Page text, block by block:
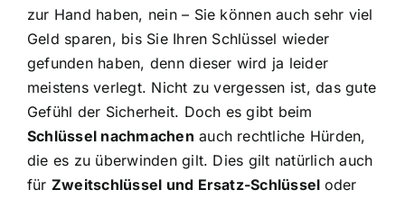
zur Hand haben, nein – Sie können auch sehr viel
Geld sparen, bis Sie Ihren Schlüssel wieder
gefunden haben, denn dieser wird ja leider
meistens verlegt. Nicht zu vergessen ist, das gute
Gefühl der Sicherheit. Doch es gibt beim
Schlüssel nachmachen auch rechtliche Hürden,
die es zu überwinden gilt. Dies gilt natürlich auch
für Zweitschlüssel und Ersatz-Schlüssel oder